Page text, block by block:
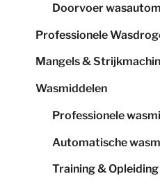
Doorvoer
Professionele
Mangels &
Wasmiddelen
Professionele
Automatische
Training & Opleiding